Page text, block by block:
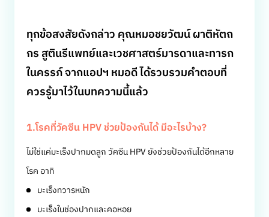
ทุกข้อสงสัยดังกล่าว คุณหมอชยวัฒน์ ผาติหัตถ
กร สูตินรีแพทย์และเวชศาสตร์มารดาและทารก
ในครรภ์ จากแอปฯ หมอดี ได้รวบรวมคำตอบที่
ควรรู้มาไว้ในบทความนี้แล้ว
1.โรคที่วัคซีน HPV ช่วยป้องกันได้ มีอะไรบ้าง?
ไม่ใช่แค่มะเร็งปากมดลูก วัคซีน HPV ยังช่วยป้องกันได้อีกหลาย
โรค อาทิ
มะเร็งทวารหนัก
มะเร็งในช่องปากและคอหอย